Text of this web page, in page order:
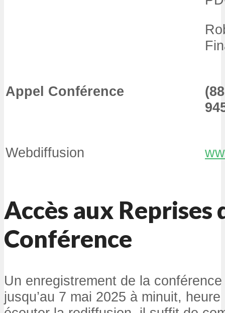
Appel Conférence
Webdiffusion
Accès aux Reprises
Conférence
Un enregistrement de la
jusqu’au 7 mai 2025 à minuit, heure